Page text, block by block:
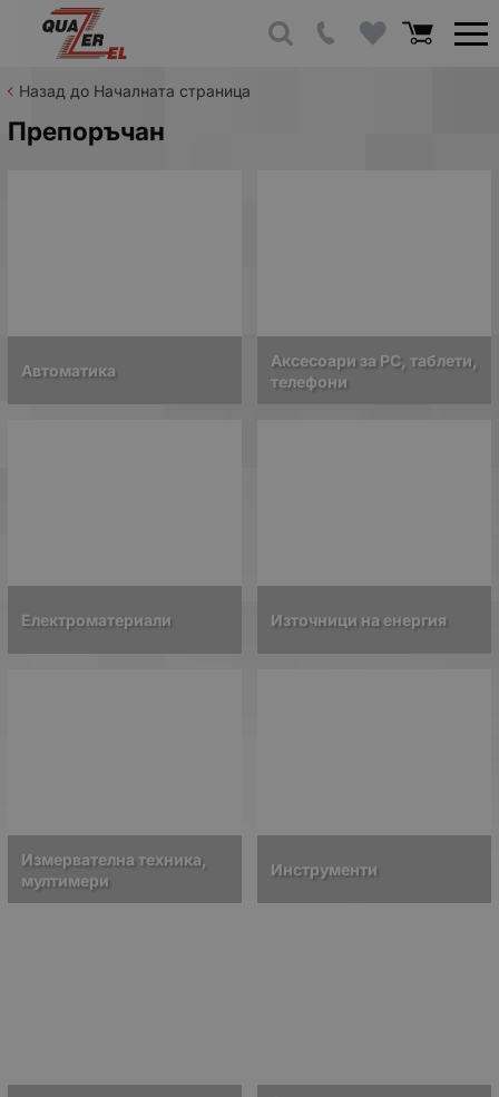
Назад до Началната страница
Препоръчан
Автоматика
Аксесоари за PC, таблети,
телефони
Електроматериали Източници на енергия
Измервателна техника,
мултимери
Инструменти